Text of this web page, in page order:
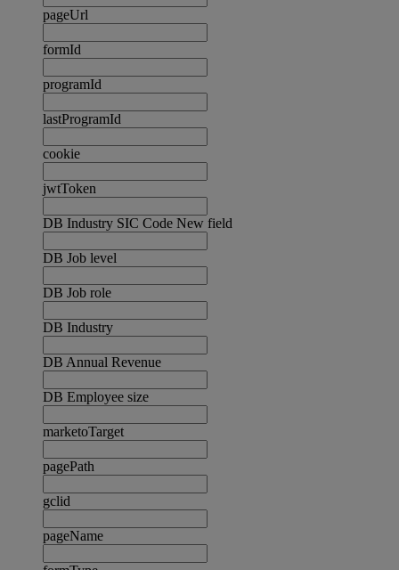
pageUrl
formId
programId
lastProgramId
cookie
jwtToken
DB Industry SIC Code New field
DB Job level
DB Job role
DB Industry
DB Annual Revenue
DB Employee size
marketoTarget
pagePath
gclid
pageName